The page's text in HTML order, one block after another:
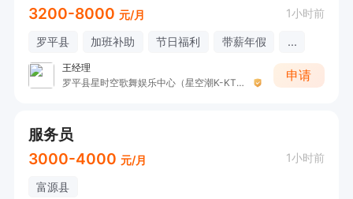
3200-8000 元/月 1小时前
罗平县 加班补助 节日福利 带薪年假 ...
王经理
罗平县星时空歌舞娱乐中心（星空潮K-KTV）
申请
服务员
3000-4000 元/月 1小时前
富源县